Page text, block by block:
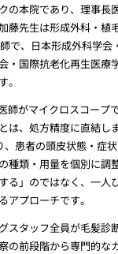
の本院であり、理事長
藤先生は形成外科・植
で、日本形成外科学会
・国際抗老化再生医療
。
師がマイクロスコープ
は、処方精度に直結し
、患者の頭皮状態・症
種類・用量を個別に調
る」のではなく、一人
アプローチです。
スタッフ全員が毛髪診
の前段階から専門的な